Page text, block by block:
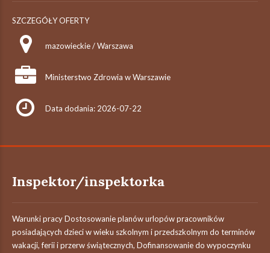
SZCZEGÓŁY OFERTY
mazowieckie / Warszawa
Ministerstwo Zdrowia w Warszawie
Data dodania: 2026-07-22
Inspektor/inspektorka
Warunki pracy Dostosowanie planów urlopów pracowników
posiadających dzieci w wieku szkolnym i przedszkolnym do terminów
wakacji, ferii i przerw świątecznych, Dofinansowanie do wypoczynku